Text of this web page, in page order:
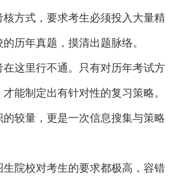
方式，要求考生必须投入大量精
历年真题，摸清出题脉络。
里行不通。只有对历年考试方
能制定出有针对性的复习策略。
较量，更是一次信息搜集与策略
校对考生的要求都极高，容错